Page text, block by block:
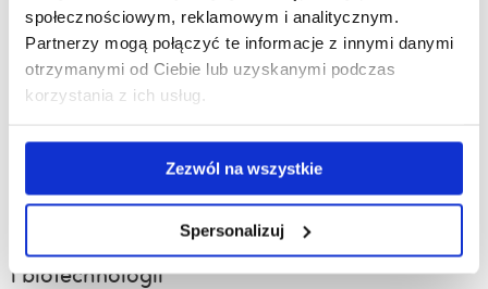
społecznościowym, reklamowym i analitycznym.
Partnerzy mogą połączyć te informacje z innymi danymi
otrzymanymi od Ciebie lub uzyskanymi podczas
korzystania z ich usług.
Zezwól na wszystkie
Spersonalizuj
Specjalność: Nanoelektronika
Metody wytwarzania warstw epitaksjalny
Przedmiot do wyboru I - Nanolitografia
Przedmiot do wyboru II - Nanopreparatyka
Specjalność: Nanomateriały w medycynie
i biotechnologii